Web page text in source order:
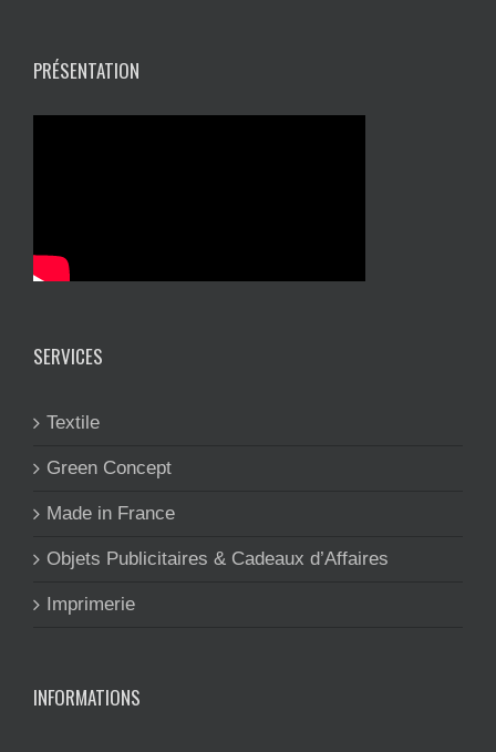
PRÉSENTATION
SERVICES
Textile
Green Concept
Made in France
Objets Publicitaires & Cadeaux d’Affaires
Imprimerie
INFORMATIONS